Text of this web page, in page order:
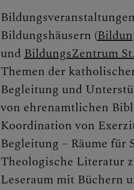
Bildungshäusern (
und BildungsZentrum
Themen der
Begleitung und
von ehrenamtlichen
Koordination von
Begleitung – Räume für
Theologische Literatur
Leseraum mit Büchern